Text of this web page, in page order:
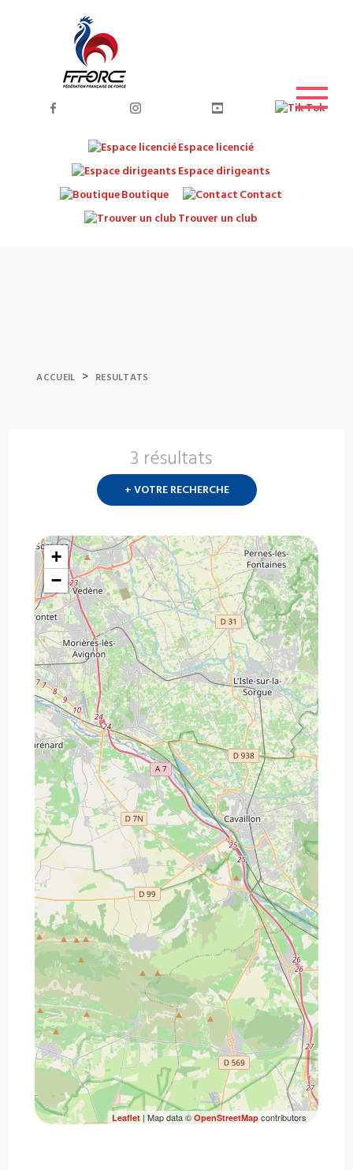
Espace licencié
Espace dirigeants
Boutique
Contact
Trouver un club
ACCUEIL > RESULTATS
3 résultats
+ VOTRE RECHERCHE
+
−
Leaflet| Map data © OpenStreetMapcontributors